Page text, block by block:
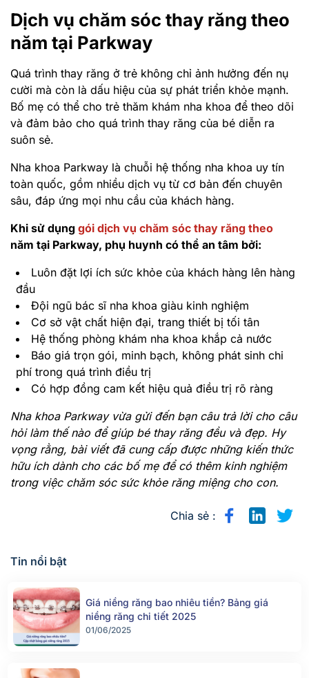
Dịch vụ chăm sóc thay răng theo
năm tại Parkway
Quá trình thay răng ở trẻ không chỉ ảnh hưởng đến nụ
cười mà còn là dấu hiệu của sự phát triển khỏe mạnh.
Bố mẹ có thể cho trẻ thăm khám nha khoa để theo dõi
và đảm bảo cho quá trình thay răng của bé diễn ra
suôn sẻ.
Nha khoa Parkway là chuỗi hệ thống nha khoa uy tín
toàn quốc, gồm nhiều dịch vụ từ cơ bản đến chuyên
sâu, đáp ứng mọi nhu cầu của khách hàng.
Khi sử dụng gói dịch vụ chăm sóc thay răng theo
năm tại Parkway, phụ huynh có thể an tâm bởi:
Luôn đặt lợi ích sức khỏe của khách hàng lên hàng
đầu
Đội ngũ bác sĩ nha khoa giàu kinh nghiệm
Cơ sở vật chất hiện đại, trang thiết bị tối tân
Hệ thống phòng khám nha khoa khắp cả nước
Báo giá trọn gói, minh bạch, không phát sinh chi
phí trong quá trình điều trị
Có hợp đồng cam kết hiệu quả điều trị rõ ràng
Nha khoa Parkway vừa gửi đến bạn câu trả lời cho câu
hỏi làm thế nào để giúp bé thay răng đều và đẹp. Hy
vọng rằng, bài viết đã cung cấp được những kiến thức
hữu ích dành cho các bố mẹ để có thêm kinh nghiệm
trong việc chăm sóc sức khỏe răng miệng cho con.
Chia sẻ :
Tin nổi bật
Giá niềng răng bao nhiêu tiền? Bảng giá
niềng răng chi tiết 2025
01/06/2025